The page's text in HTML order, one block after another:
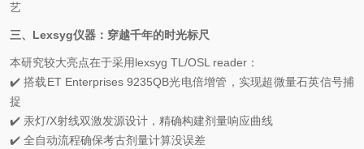
艺
三、 Lexsyg仪器：穿越千年的时光标尺
本研究较大亮点在于采用lexsyg TL/OSL reader ：
✔️ 搭载ET Enterprises 9235QB光电倍增管，实现超微量石英信号捕
捉
✔️ 汞灯/X射线双激发源设计，精确构建剂量响应曲线
✔️ 全自动流程确保考古剂量计算没误差